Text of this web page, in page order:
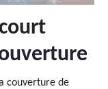
couverture de